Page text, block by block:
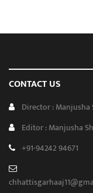
CONTACT US
Director : Manjusha
Editor : Manjusha
+91-94242 94671